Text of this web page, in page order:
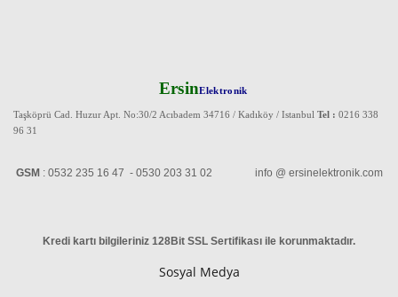
ErsinElektronik
Taşköprü Cad. Huzur Apt. No:30/2 Acıbadem 34716 / Kadıköy / Istanbul Tel : 0216 338
96 31
GSM : 0532 235 16 47 - 0530 203 31 02 info @ ersinelektronik.com
Kredi kartı bilgileriniz 128Bit SSL Sertifikası ile korunmaktadır.
Sosyal Medya